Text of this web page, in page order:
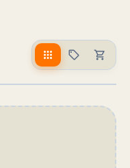
apps sell shopping_cart